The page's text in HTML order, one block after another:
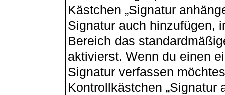
Kästchen „Signatur
Signatur auch hinzufügen,
Bereich das
aktivierst. Wenn du einen
Signatur verfassen
Kontrollkästchen „Signatur